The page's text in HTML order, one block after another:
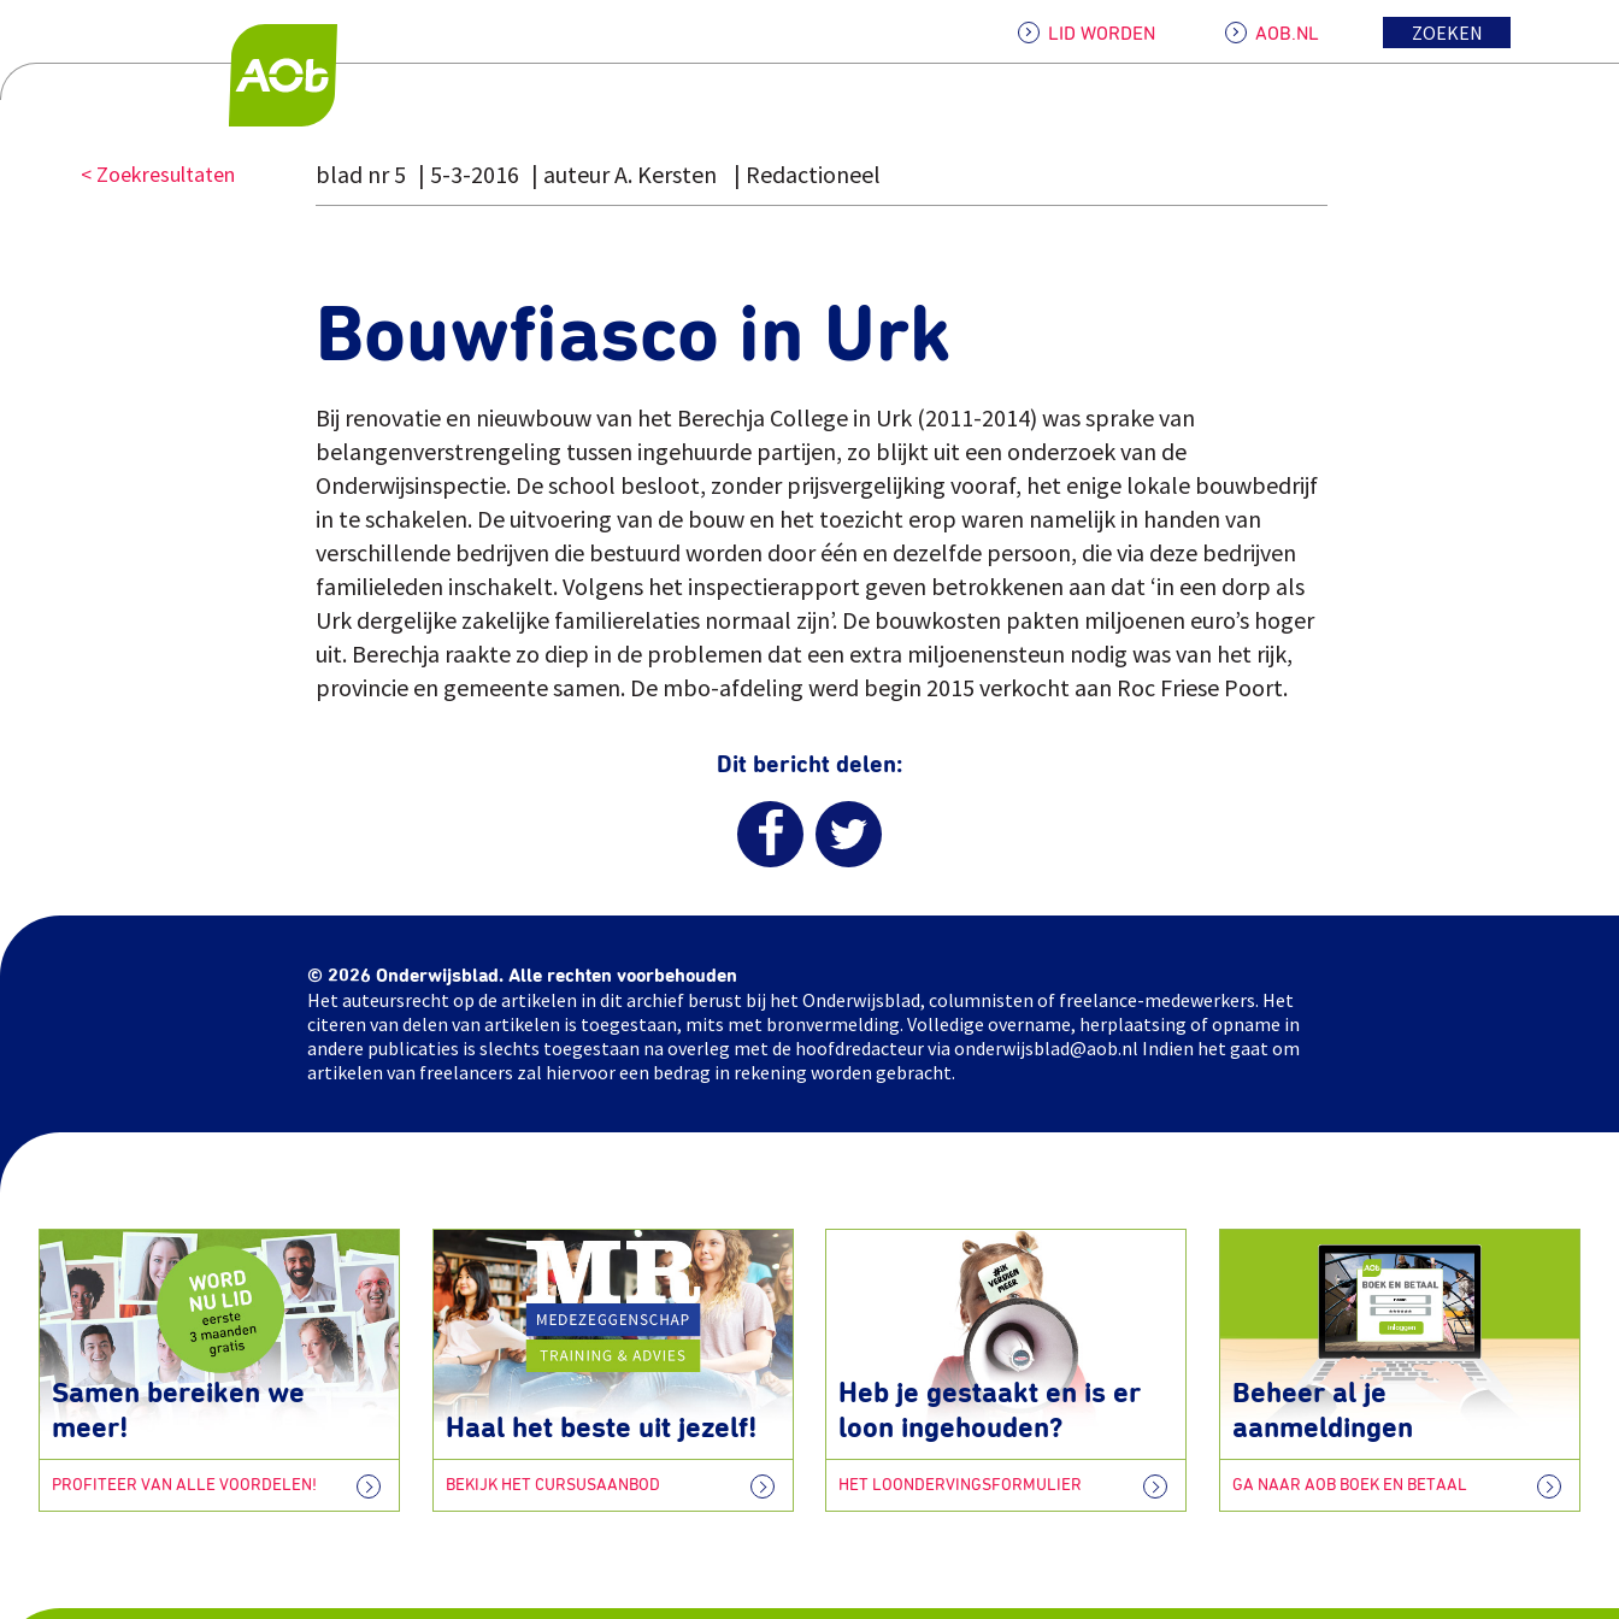
LID WORDEN AOB.NL ZOEKEN
< Zoekresultaten blad nr 5 5-3-2016 auteur A. Kersten Redactioneel
Bouwfiasco in Urk
Bij renovatie en nieuwbouw van het Berechja College in Urk (2011-2014) was sprake van
belangenverstrengeling tussen ingehuurde partijen, zo blijkt uit een onderzoek van de
Onderwijsinspectie. De school besloot, zonder prijsvergelijking vooraf, het enige lokale bouwbedrijf
in te schakelen. De uitvoering van de bouw en het toezicht erop waren namelijk in handen van
verschillende bedrijven die bestuurd worden door één en dezelfde persoon, die via deze bedrijven
familieleden inschakelt. Volgens het inspectierapport geven betrokkenen aan dat ‘in een dorp als
Urk dergelijke zakelijke familierelaties normaal zijn’. De bouwkosten pakten miljoenen euro’s hoger
uit. Berechja raakte zo diep in de problemen dat een extra miljoenensteun nodig was van het rijk,
provincie en gemeente samen. De mbo-afdeling werd begin 2015 verkocht aan Roc Friese Poort.
Dit bericht delen:
© 2026 Onderwijsblad. Alle rechten voorbehouden
Het auteursrecht op de artikelen in dit archief berust bij het Onderwijsblad, columnisten of freelance-medewerkers. Het
citeren van delen van artikelen is toegestaan, mits met bronvermelding. Volledige overname, herplaatsing of opname in
andere publicaties is slechts toegestaan na overleg met de hoofdredacteur via onderwijsblad@aob.nl Indien het gaat om
artikelen van freelancers zal hiervoor een bedrag in rekening worden gebracht.
Samen bereiken we
meer!
PROFITEER VAN ALLE VOORDELEN!
Haal het beste uit jezelf!
BEKIJK HET CURSUSAANBOD
Heb je gestaakt en is er
loon ingehouden?
HET LOONDERVINGSFORMULIER
Beheer al je
aanmeldingen
GA NAAR AOB BOEK EN BETAAL